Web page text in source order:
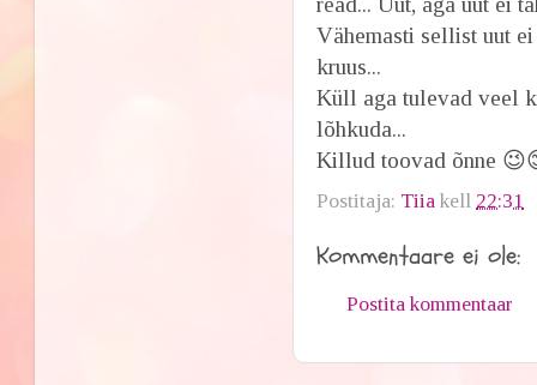
Vähemasti sellist uut
kruus...
Küll aga tulevad veel
lõhkuda...
Killud toovad õnne
Postitaja: Tiia kell 22:31
Kommentaare ei ole:
Postita kommentaar